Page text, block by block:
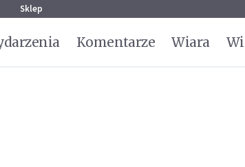
Sklep
Komentarze Wiara